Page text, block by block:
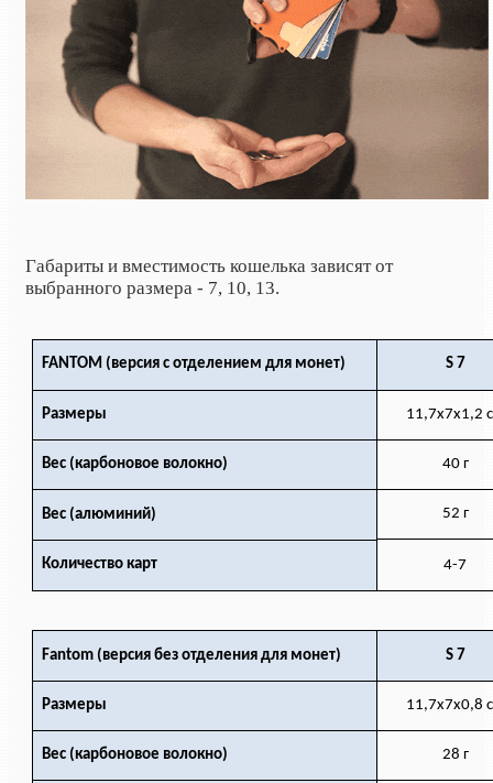
Габариты и вместимость кошелька зависят от
выбранного размера - 7, 10, 13.
FANTOM (версия с отделением для монет) S 7
Размеры 11,7x7x1,2
Вес (карбоновое волокно) 40 г
Вес (алюминий) 52 г
Количество карт 4-7
Fantom (версия без отделения для монет) S 7
Размеры 11,7x7x0,8
Вес (карбоновое волокно) 28 г